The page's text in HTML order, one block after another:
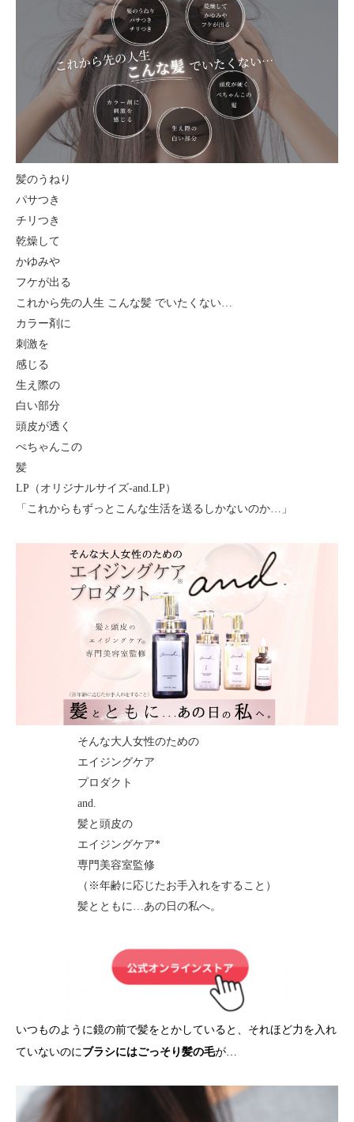
髪のうねり
パサつき
チリつき
乾燥して
かゆみや
フケが出る
これから先の人生 こんな髪 でいたくない…
カラー剤に
刺激を
感じる
生え際の
白い部分
頭皮が透く
ぺちゃんこの
髪
LP（オリジナルサイズ-and.LP）
「これからもずっとこんな生活を送るしかないのか…」
そんな大人女性のための
エイジングケア
プロダクト
and.
髪と頭皮の
エイジングケア*
専門美容室監修
（※年齢に応じたお手入れをすること）
髪とともに…あの日の私へ。
いつものように鏡の前で髪をとかしていると、それほど力を入れ
ていないのに ブラシにはごっそり髪の毛が…